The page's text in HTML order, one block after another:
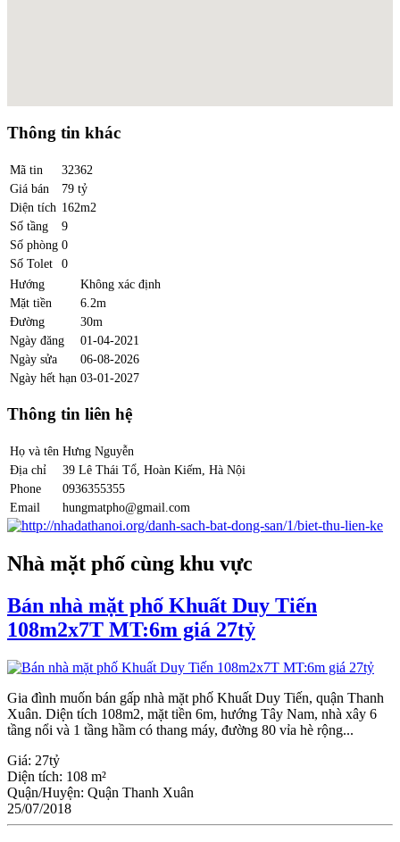
Thông tin khác
Mã tin
32362
Giá bán
79 tỷ
Diện tích 162m2
Số tầng
9
Số phòng 0
Số Tolet
0
Hướng
Không xác định
Mặt tiền
6.2m
Đường
30m
Ngày đăng
01-04-2021
Ngày sửa
06-08-2026
Ngày hết hạn 03-01-2027
Thông tin liên hệ
Họ và tên Hưng Nguyễn
Địa chỉ
39 Lê Thái Tổ, Hoàn Kiếm, Hà Nội
Phone
0936355355
Email
hungmatpho@gmail.com
Nhà mặt phố cùng khu vực
Bán nhà mặt phố Khuất Duy Tiến
108m2x7T MT:6m giá 27tỷ
Gia đình muốn bán gấp nhà mặt phố Khuất Duy Tiến, quận Thanh
Xuân. Diện tích 108m2, mặt tiền 6m, hướng Tây Nam, nhà xây 6
tầng nổi và 1 tầng hầm có thang máy, đường 80 vỉa hè rộng...
Giá: 27tỷ
Diện tích: 108 m²
Quận/Huyện: Quận Thanh Xuân
25/07/2018